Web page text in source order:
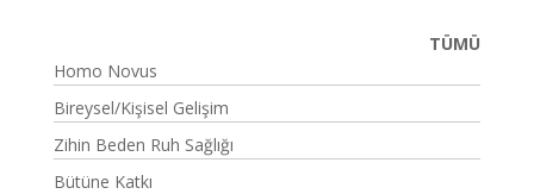
TÜMÜ
Homo Novus
Bireysel/Kişisel Gelişim
Zihin Beden Ruh Sağlığı
Bütüne Katkı